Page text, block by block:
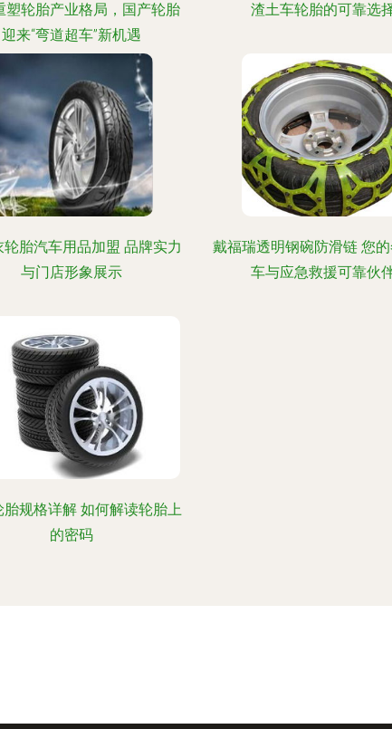
塑轮胎产业格局，国产轮胎
迎来“弯道超车”新机遇
渣土车轮胎的可靠选
轮胎汽车用品加盟 品牌实力
与门店形象展示
戴福瑞透明钢碗防滑链 您
车与应急救援可靠伙
胎规格详解 如何解读轮胎上
的密码